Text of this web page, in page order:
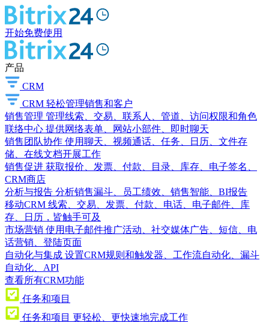
开始免费使用
产品
CRM
CRM 轻松管理销售和客户
销售管理 管理线索、交易、联系人、管道、访问权限和角色
联络中心 提供网络表单、网站小部件、即时聊天
销售团队协作 使用聊天、视频通话、任务、日历、文件存
储、在线文档开展工作
销售促进 获取报价、发票、付款、目录、库存、电子签名、
CRM商店
分析与报告 分析销售漏斗、员工绩效、销售智能、BI报告
移动CRM 线索、交易、发票、付款、电话、电子邮件、库
存、日历，皆触手可及
市场营销 使用电子邮件推广活动、社交媒体广告、短信、电
话营销、登陆页面
自动化与集成 设置CRM规则和触发器、工作流自动化、漏斗
自动化、API
查看所有CRM功能
任务和项目
任务和项目 更轻松、更快速地完成工作